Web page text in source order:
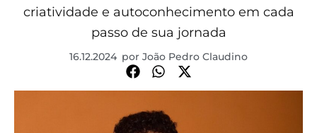
criatividade e autoconhecimento em cada
passo de sua jornada
16.12.2024 por João Pedro Claudino